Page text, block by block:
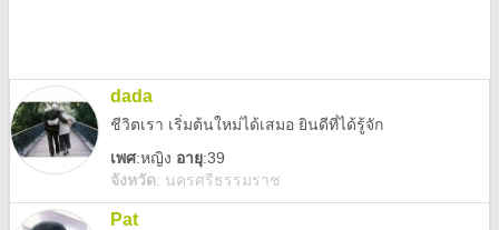
dada
ชีวิตเรา เริ่มต้นใหม่ได้เสมอ ยินดีที่ได้รู้จัก
เพศ:หญิง อายุ:39
จังหวัด: นครศรีธรรมราช
Pat